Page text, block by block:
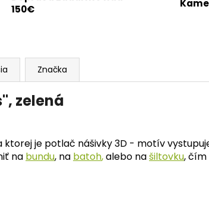
150€
Značka
zelená
je potlač nášivky 3D - motív
na bundu, na batoh,alebo našiltovku,čím